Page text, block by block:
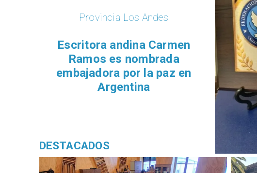
Provincia Los Andes
Escritora andina Carmen
Ramos es nombrada
embajadora por la paz en
Argentina
DESTACADOS